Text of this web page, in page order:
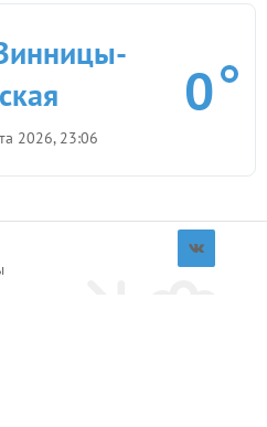
2026, 23:06
0